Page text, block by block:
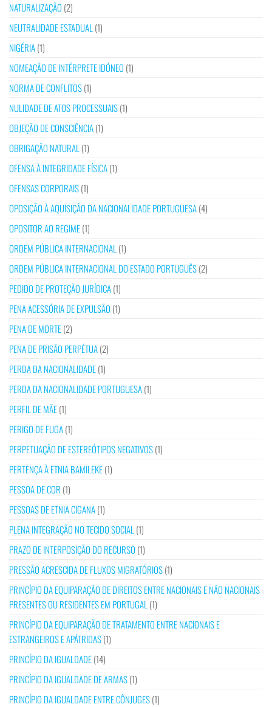
NATURALIZAÇÃO (2)
NEUTRALIDADE ESTADUAL (1)
NIGÉRIA(1)
NOMEAÇÃO DE INTÉRPRETE IDÓNEO (1)
NORMA DE CONFLITOS(1)
NULIDADE DE ATOS PROCESSUAIS(1)
OBJEÇÃO DE CONSCIÊNCIA(1)
OBRIGAÇÃO NATURAL (1)
OFENSA À INTEGRIDADE FÍSICA(1)
OFENSAS CORPORAIS(1)
OPOSIÇÃO À AQUISIÇÃO DA NACIONALIDADE PORTUGUESA(4)
OPOSITOR AO REGIME(1)
ORDEM PÚBLICA INTERNACIONAL (1)
ORDEM PÚBLICA INTERNACIONAL DO ESTADO PORTUGUÊS(2)
PEDIDO DE PROTEÇÃO JURÍDICA(1)
PENA ACESSÓRIA DE EXPULSÃO (1)
PENA DE MORTE(2)
PENA DE PRISÃO PERPÉTUA(2)
PERDA DA NACIONALIDADE(1)
PERDA DA NACIONALIDADE PORTUGUESA(1)
PERFIL DE MÃE(1)
PERIGO DE FUGA(1)
PERPETUAÇÃO DE ESTEREÓTIPOS NEGATIVOS(1)
PERTENÇA À ETNIA BAMILEKE(1)
PESSOA DE COR (1)
PESSOAS DE ETNIA CIGANA(1)
PLENA INTEGRAÇÃO NO TECIDO SOCIAL (1)
PRAZO DE INTERPOSIÇÃO DO RECURSO (1)
PRESSÃO ACRESCIDA DE FLUXOS MIGRATÓRIOS(1)
PRINCÍPIO DA EQUIPARAÇÃO DE DIREITOS ENTRE NACIONAIS E NÃO NACIONAIS
PRESENTES OU RESIDENTES EM PORTUGAL (1)
PRINCÍPIO DA EQUIPARAÇÃO DE TRATAMENTO ENTRE NACIONAIS E
ESTRANGEIROS E APÁTRIDAS(1)
PRINCÍPIO DA IGUALDADE(14)
PRINCÍPIO DA IGUALDADE DE ARMAS(1)
PRINCÍPIO DA IGUALDADE ENTRE CÔNJUGES(1)